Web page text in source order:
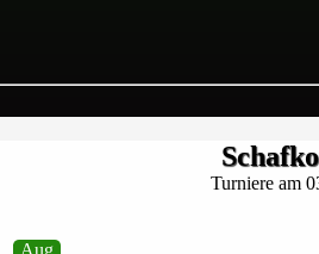
Turniere am
Aug